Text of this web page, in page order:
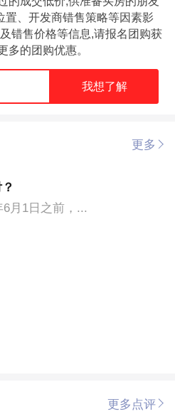
置、开发商错售策略等因素影
错售价格等信息,请报名团购获
多的团购优惠。
我想了解
更多
月1日之前，...
更多点评